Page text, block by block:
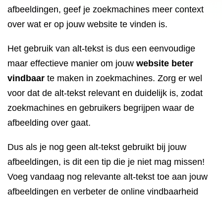
afbeeldingen, geef je zoekmachines meer context
over wat er op jouw website te vinden is.
Het gebruik van alt-tekst is dus een eenvoudige
maar effectieve manier om jouw website beter
vindbaar te maken in zoekmachines. Zorg er wel
voor dat de alt-tekst relevant en duidelijk is, zodat
zoekmachines en gebruikers begrijpen waar de
afbeelding over gaat.
Dus als je nog geen alt-tekst gebruikt bij jouw
afbeeldingen, is dit een tip die je niet mag missen!
Voeg vandaag nog relevante alt-tekst toe aan jouw
afbeeldingen en verbeter de online vindbaarheid